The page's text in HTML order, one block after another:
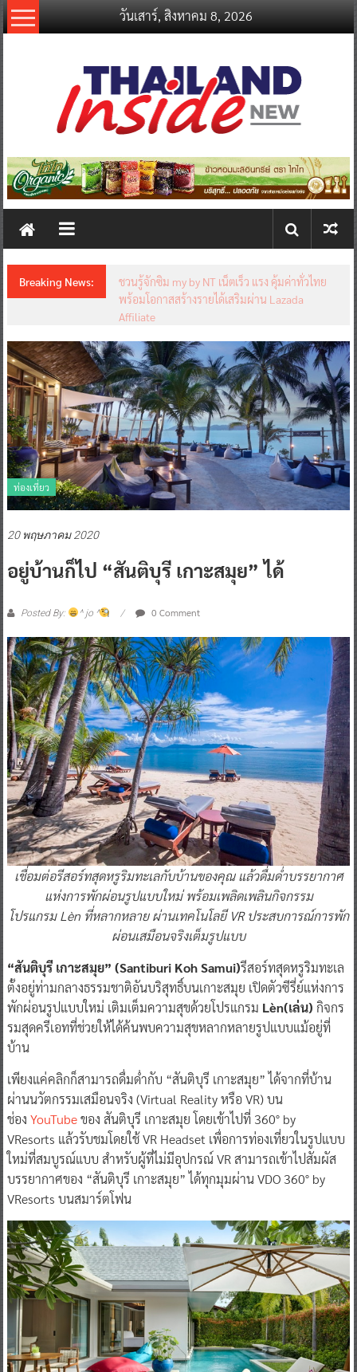
Skip
to
วันเสาร์, สิงหาคม 8, 2026
thailandinsidenew.com
Thailand
New
Breaking News:
ชวนรู้จักซิม my by NT เน็ตเร็ว แรง คุ้มค่าทั่วไทย
พร้อมโอกาสสร้างรายได้เสริมผ่าน Lazada
Affiliate
ท่องเที่ยว
20 พฤษภาคม 2020
อยู่บ้านก็ไป “สันติบุรี เกาะสมุย” ได้
Posted By: ^ jo ^ 0 Comment
เชื่อมต่อรีสอร์ทสุดหรูริมทะเลกับบ้านของคุณ แล้วดื่มด่ำบรรยากาศ
แห่งการพักผ่อนรูปแบบใหม่ พร้อมเพลิดเพลินกิจกรรม
โปรแกรม Lèn ที่หลากหลาย ผ่านเทคโนโลยี VR ประสบการณ์การพัก
ผ่อนเสมือนจริงเต็มรูปแบบ
“สันติบุรี เกาะสมุย” (Santiburi Koh Samui)รีสอร์ทสุดหรูริมทะเล
ตั้งอยู่ท่ามกลางธรรมชาติอันบริสุทธิ์บนเกาะสมุย เปิดตัวซีรี่ย์แห่งการ
พักผ่อนรูปแบบใหม่ เติมเต็มความสุขด้วยโปรแกรม Lèn(เล่น) กิจกร
รมสุดครีเอทที่ช่วยให้ได้ค้นพบความสุขหลากหลายรูปแบบแม้อยู่ที่
บ้าน
เพียงแค่คลิกก็สามารถดื่มด่ำกับ “สันติบุรี เกาะสมุย” ได้จากที่บ้าน
ผ่านนวัตกรรมเสมือนจริง (Virtual Reality หรือ VR) บน
ช่อง YouTubeของ สันติบุรี เกาะสมุย โดยเข้าไปที่ 360° by
VResorts แล้วรับชมโดยใช้ VR Headset เพื่อการท่องเที่ยวในรูปแบบ
ใหม่ที่สมบูรณ์แบบ สำหรับผู้ที่ไม่มีอุปกรณ์ VR สามารถเข้าไปสัมผัส
บรรยากาศของ “สันติบุรี เกาะสมุย” ได้ทุกมุมผ่าน VDO 360° by
VResorts บนสมาร์ตโฟน